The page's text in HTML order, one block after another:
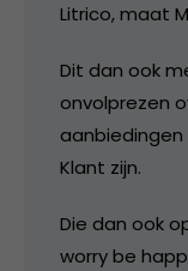
Litrico, maat
Dit dan ook
onvolprezen
aanbiedingen
Klant zijn.
Die dan ook
worry be